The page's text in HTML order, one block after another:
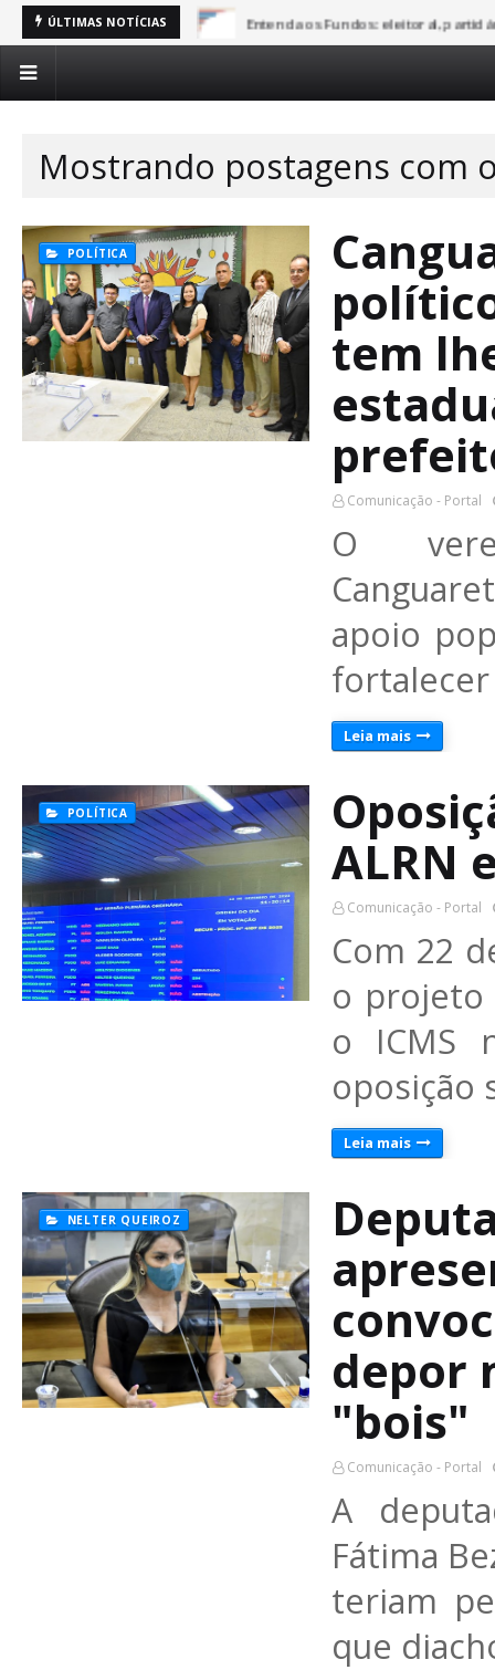
ÚLTIMAS NOTÍCIAS Entenda os Fundos: eleitoral,
Mostrando postagens com
POLÍTICA
tem
Comunicação - Portal
O
apoio
Leia mais
POLÍTICA
ALRN
Comunicação - Portal
Com 22
o projeto
o ICMS
oposição
Leia mais
NELTER QUEIROZ
depor
"bois"
Comunicação - Portal
A
Fátima
teriam
que